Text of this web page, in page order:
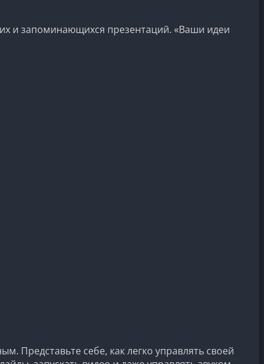
и запоминающихся презентаций. «Ваши идеи
Представьте себе, как легко управлять своей